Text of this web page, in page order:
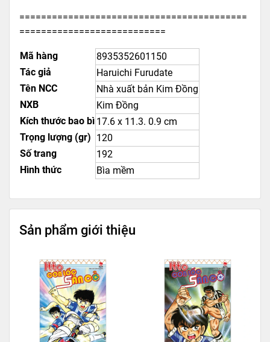
==========================================
===========================
Mã hàng
8935352601150
Tác giả
Haruichi Furudate
Tên NCC
Nhà xuất bản Kim Đồng
NXB
Kim Đồng
Kích thước bao bì 17.6 x 11.3. 0.9 cm
Trọng lượng (gr) 120
Số trang
192
Hình thức
Bìa mềm
Sản phẩm giới thiệu